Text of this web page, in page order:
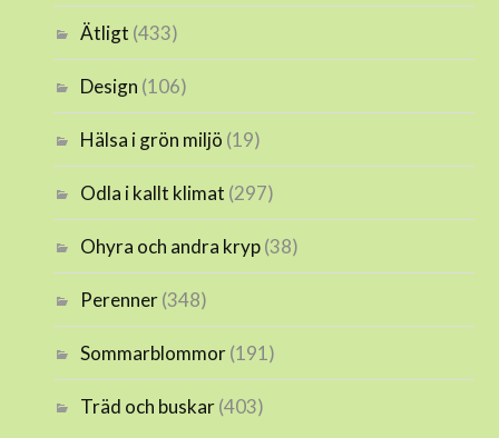
Ätligt (433)
Design (106)
Hälsa i grön miljö (19)
Odla i kallt klimat (297)
Ohyra och andra kryp(38)
Perenner(348)
Sommarblommor(191)
Träd och buskar(403)